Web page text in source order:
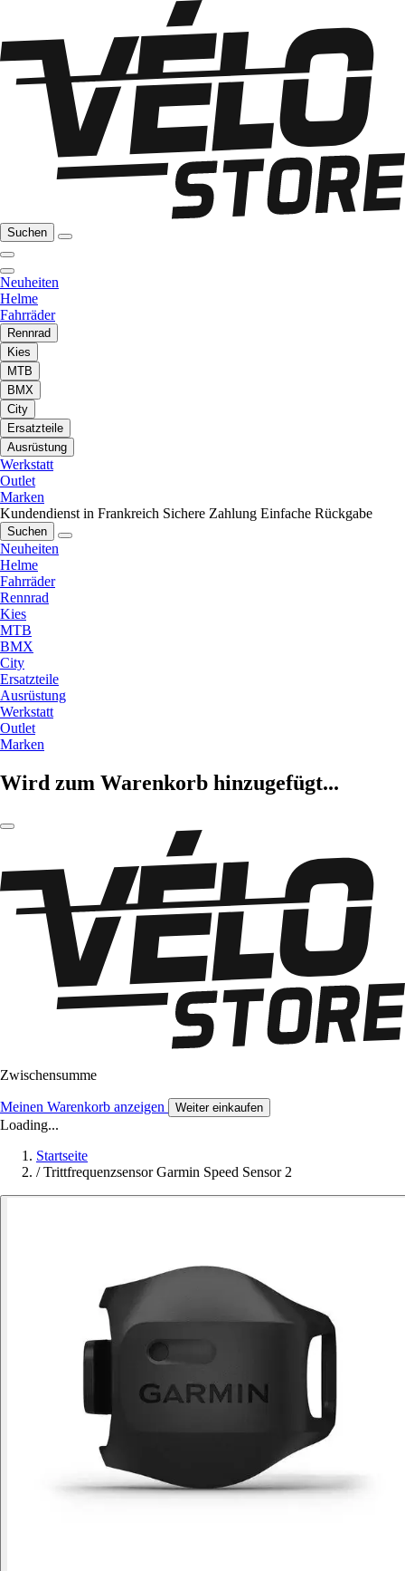
Suchen
Neuheiten
Helme
Fahrräder
Rennrad
Kies
MTB
BMX
City
Ersatzteile
Ausrüstung
Werkstatt
Outlet
Marken
Kundendienst in Frankreich Sichere Zahlung Einfache Rückgabe
Suchen
Neuheiten
Helme
Fahrräder
Rennrad
Kies
MTB
BMX
City
Ersatzteile
Ausrüstung
Werkstatt
Outlet
Marken
Wird zum Warenkorb hinzugefügt...
Zwischensumme
Meinen Warenkorb anzeigen Weiter einkaufen
Loading...
Startseite
/ Trittfrequenzsensor Garmin Speed Sensor 2